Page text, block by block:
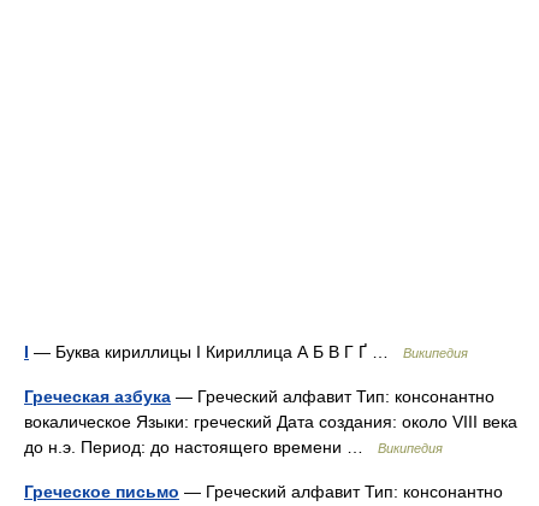
І — Буква кириллицы І Кириллица А Б В Г Ґ … Википедия
Греческая азбука — Греческий алфавит Тип: консонантно
вокалическое Языки: греческий Дата создания: около VIII века
до н.э. Период: до настоящего времени …
Википедия
Греческое письмо — Греческий алфавит Тип: консонантно